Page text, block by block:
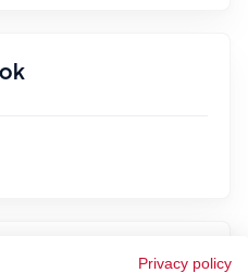
par för plåttak
Privacy policy